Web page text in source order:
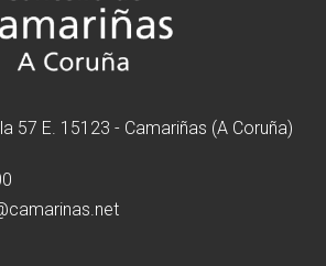
57 E. 15123 - Camariñas (A Coruña)